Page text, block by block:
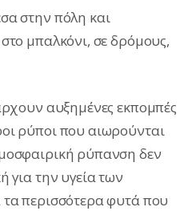
στην πόλη και
μπαλκόνι, σε δρόμους,
αυξημένες εκπομπές
ρύποι που αιωρούνται
ρύπανση δεν
για την υγεία των
περισσότερα φυτά που